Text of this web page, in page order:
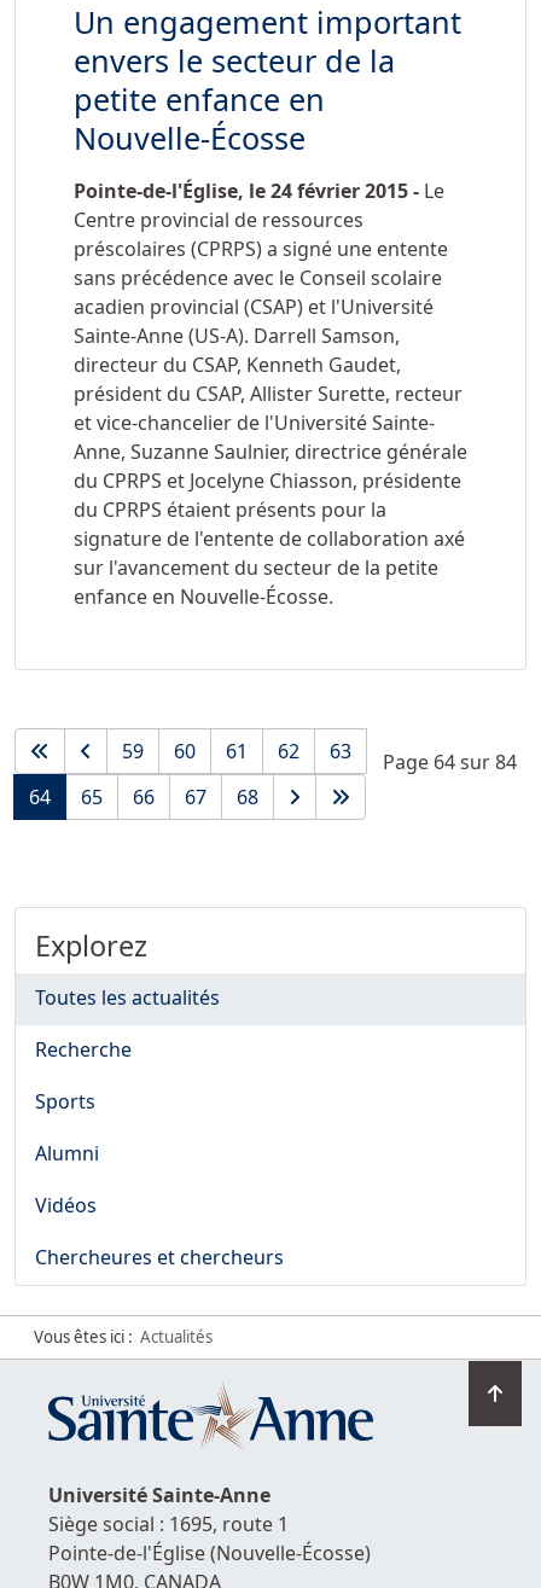
Un engagement important
envers le secteur de la
petite enfance en
Nouvelle-Écosse
Pointe-de-l'Église, le 24 février 2015 - Le
Centre provincial de ressources
préscolaires (CPRPS) a signé une entente
sans précédence avec le Conseil scolaire
acadien provincial (CSAP) et l'Université
Sainte-Anne (US-A). Darrell Samson,
directeur du CSAP, Kenneth Gaudet,
président du CSAP, Allister Surette, recteur
et vice-chancelier de l'Université Sainte-
Anne, Suzanne Saulnier, directrice générale
du CPRPS et Jocelyne Chiasson, présidente
du CPRPS étaient présents pour la
signature de l'entente de collaboration axé
sur l'avancement du secteur de la petite
enfance en Nouvelle-Écosse.
Page 64 sur 84
59 60 61 62
63
64
65 66 67 68
Explorez
Toutes les actualités
Recherche
Sports
Alumni
Vidéos
Chercheures et chercheurs
Vous êtes ici : Actualités
en
UniversitéSainte-Anne
Siège social : 1695, route 1
Pointe-de-l'Église(Nouvelle-Écosse)
B0W 1M0, CANADA